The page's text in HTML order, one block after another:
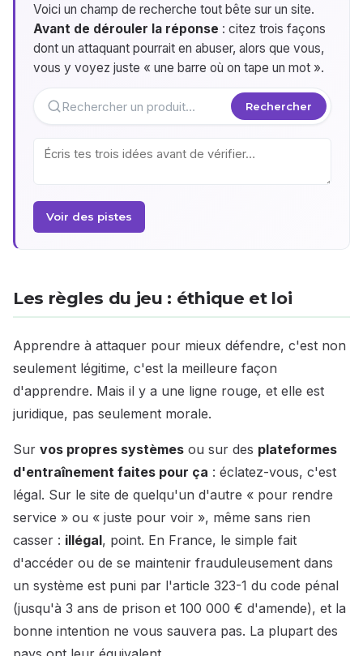
Voici un champ de recherche tout bête sur un site.
Avant de dérouler la réponse : citez trois façons
dont un attaquant pourrait en abuser, alors que vous,
vous y voyez juste « une barre où on tape un mot ».
Rechercher un produit… Rechercher
Voir des pistes
Les règles du jeu : éthique et loi
Apprendre à attaquer pour mieux défendre, c'est non
seulement légitime, c'est la meilleure façon
d'apprendre. Mais il y a une ligne rouge, et elle est
juridique, pas seulement morale.
Sur vos propres systèmes ou sur des plateformes
d'entraînement faites pour ça : éclatez-vous, c'est
légal. Sur le site de quelqu'un d'autre « pour rendre
service » ou « juste pour voir », même sans rien
casser : illégal, point. En France, le simple fait
d'accéder ou de se maintenir frauduleusement dans
un système est puni par l'article 323-1 du code pénal
(jusqu'à 3 ans de prison et 100 000 € d'amende), et la
bonne intention ne vous sauvera pas. La plupart des